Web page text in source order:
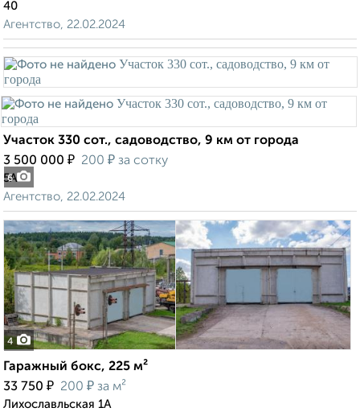
40
Агентство, 22.02.2024
6
Участок 330 сот., садоводство, 9 км от города
3 500 000 ₽ 200 ₽ за сотку
5А
Агентство, 22.02.2024
4
Гаражный бокс, 225 м²
33 750 ₽ 200 ₽ за м²
Лихославльская 1А